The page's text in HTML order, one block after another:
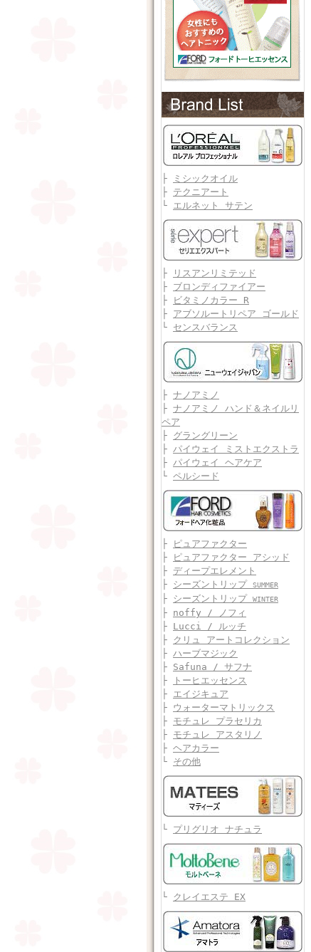
├
ミシックオイル
├ テクニアート
└ エルネット サテン
├
リスアンリミテッド
├ ブロンディファイアー
├
ビタミノカラー R
├ アブソルートリペア ゴールド
└ センスバランス
├ ナノアミノ
├ ナノアミノ ハンド＆ネイルリ
ペア
├ グラングリーン
├ パイウェイ ミストエクストラ
├ パイウェイ ヘアケア
└ ペルシード
├
ピュアファクター
├
ピュアファクター アシッド
├ ディープエレメント
├ シーズントリップ SUMMER
├ シーズントリップ WINTER
├ noffy / ノフィ
├ Lucci / ルッチ
├ クリュ アートコレクション
├ ハーブマジック
├ Safuna / サフナ
├
トーヒエッセンス
├ エイジキュア
├ ウォーターマトリックス
├ モチュレ プラセリカ
├ モチュレ アスタリノ
├ ヘアカラー
└ その他
└ プリグリオ ナチュラ
└ クレイエステ EX